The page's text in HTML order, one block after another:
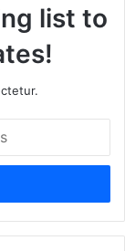
list to